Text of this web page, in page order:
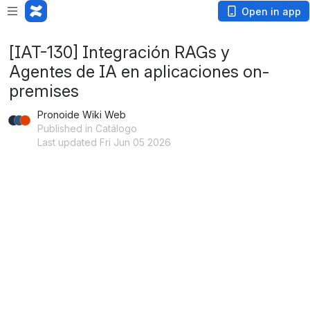
Open in app
[IAT-130] Integración RAGs y
Agentes de IA en aplicaciones on-
premises
Pronoide Wiki Web
Published in Catálogo
Last updated Fri Jun 05 2026